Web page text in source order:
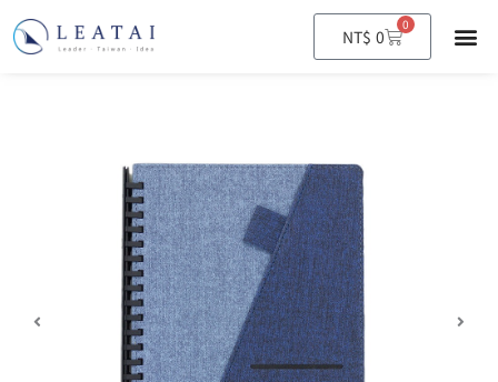
NT$ 0
0
購
物